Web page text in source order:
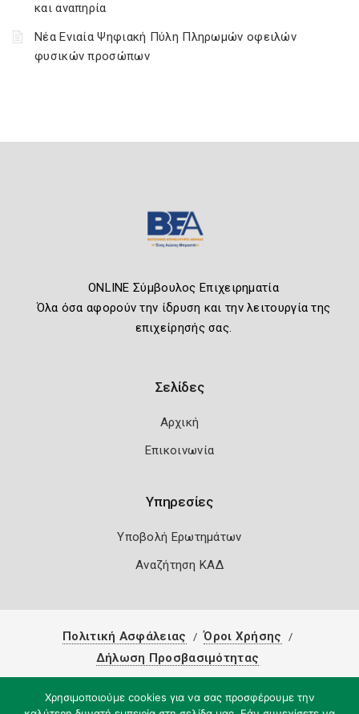
και αναπηρία
Νέα Ενιαία Ψηφιακή Πύλη Πληρωμών οφειλών
φυσικών προσώπων
ONLINE Σύμβουλος Επιχειρηματία
Όλα όσα αφορούν την ίδρυση και την λειτουργία της
επιχείρησής σας.
Σελίδες
Αρχική
Επικοινωνία
Υπηρεσίες
Υποβολή Ερωτημάτων
Αναζήτηση ΚΑΔ
Πολιτική Ασφάλειας
Όροι Χρήσης
Δήλωση Προσβασιμότητας
Χρησιμοποιούμε cookies για να σας προσφέρουμε την